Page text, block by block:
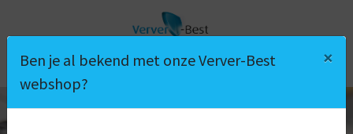
Ben je al bekend met onze Verver-Best
webshop?
×